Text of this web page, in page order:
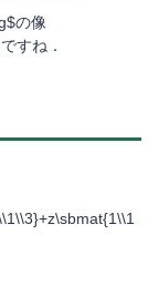
の像
すね．